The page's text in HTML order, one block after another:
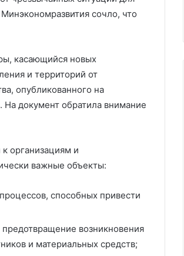
сочло, что
касающийся новых
и территорий от
опубликованного на
документ обратила внимание
организациям и
важные объекты:
способных привести
возникновения
и материальных средств;
настроения опасной болезнью